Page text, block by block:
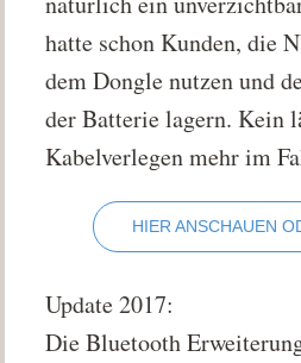
hatte schon Kunden, die
dem Dongle nutzen und
der Batterie lagern. Kein
Kabelverlegen mehr im
HIER ANSCHAUEN
Update 2017:
Die Bluetooth